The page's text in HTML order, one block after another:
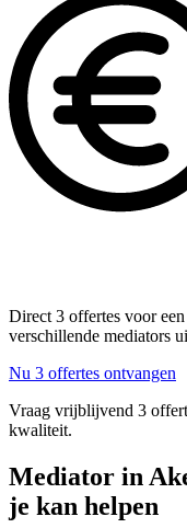
Direct 3 offertes voor
verschillende mediators
Nu 3 offertes ontvangen
Vraag vrijblijvend 3
kwaliteit.
Mediator in
je kan helpen